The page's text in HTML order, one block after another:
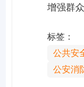
增强群
标签：
公共安
公安消